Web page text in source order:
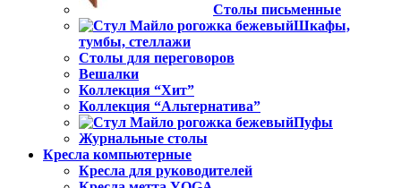
Столы письменные
Шкафы,
тумбы, стеллажи
Столы для переговоров
Вешалки
Коллекция “Хит”
Коллекция “Альтернатива”
Пуфы
Журнальные столы
Кресла компьютерные
Кресла для руководителей